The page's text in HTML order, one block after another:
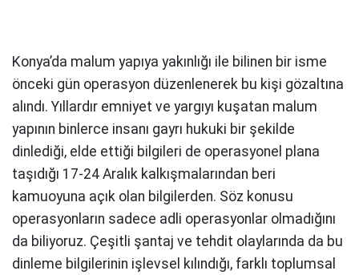
Konya’da malum yapıya yakınlığı ile bilinen bir isme
önceki gün operasyon düzenlenerek bu kişi gözaltına
alındı. Yıllardır emniyet ve yargıyı kuşatan malum
yapının binlerce insanı gayrı hukuki bir şekilde
dinlediği, elde ettiği bilgileri de operasyonel plana
taşıdığı 17-24 Aralık kalkışmalarından beri
kamuoyuna açık olan bilgilerden. Söz konusu
operasyonların sadece adli operasyonlar olmadığını
da biliyoruz. Çeşitli şantaj ve tehdit olaylarında da bu
dinleme bilgilerinin işlevsel kılındığı, farklı toplumsal